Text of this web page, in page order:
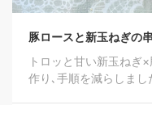
豚ロースと新玉ねぎの
トロッと甘い新玉ねぎ
作り､手順を減らしま